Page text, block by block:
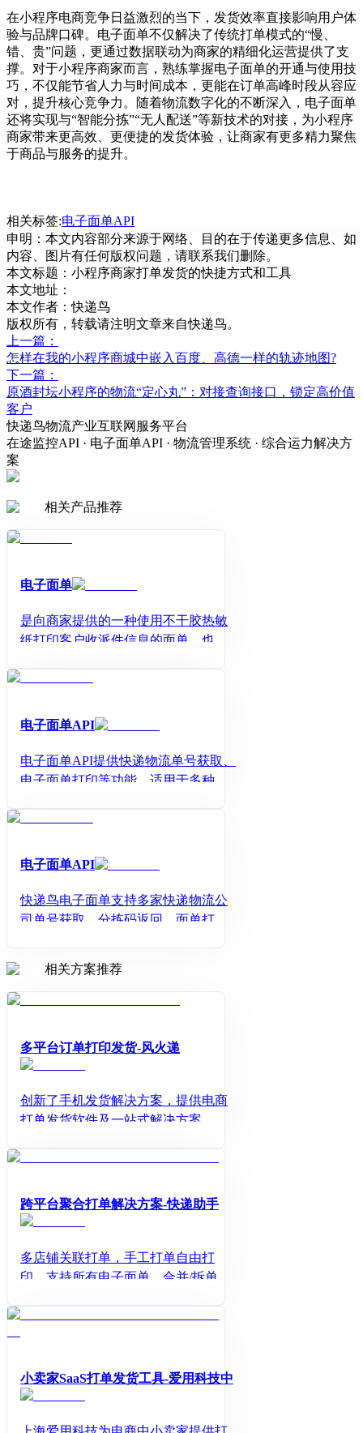
在小程序电商竞争日益激烈的当下，发货效率直接影响用户体
验与品牌口碑。电子面单不仅解决了传统打单模式的“慢、
错、贵”问题，更通过数据联动为商家的精细化运营提供了支
撑。对于小程序商家而言，熟练掌握电子面单的开通与使用技
巧，不仅能节省人力与时间成本，更能在订单高峰时段从容应
对，提升核心竞争力。随着物流数字化的不断深入，电子面单
还将实现与“智能分拣”“无人配送”等新技术的对接，为小程序
商家带来更高效、更便捷的发货体验，让商家有更多精力聚焦
于商品与服务的提升。
相关标签:电子面单API
申明：本文内容部分来源于网络、目的在于传递更多信息、如
内容、图片有任何版权问题，请联系我们删除。
本文标题： 小程序商家打单发货的快捷方式和工具
本文地址：
本文作者：快递鸟
版权所有，转载请注明文章来自快递鸟。
上一篇：
怎样在我的小程序商城中嵌入百度、高德一样的轨迹地图?
下一篇：
原酒封坛小程序的物流“定心丸”：对接查询接口，锁定高价值
客户
快递鸟物流产业互联网服务平台
在途监控API · 电子面单API · 物流管理系统 · 综合运力解决方
案
相关产品推荐
电子面单
是向商家提供的一种使用不干胶热敏
纸打印客户收派件信息的面单，也被
二维码面单等。
电子面单API
电子面单API提供快递物流单号获取、
电子面单打印等功能，适用于多种发
电子面单API
快递鸟电子面单支持多家快递物流公
司单号获取、分拣码返回、面单打
取件等功能，可用于电商平台、自营
商城、打单工具、WMS仓储系统、AP
相关方案推荐
多平台订单打印发货-风火递
创新了手机发货解决方案，提供电商
打单发货软件及一站式解决方案，已
跨平台聚合打单解决方案-快递助手
多店铺关联打单，手工打单自由打
印，支持所有电子面单，合并/拆单，
小卖家SaaS打单发货工具-爱用科技中